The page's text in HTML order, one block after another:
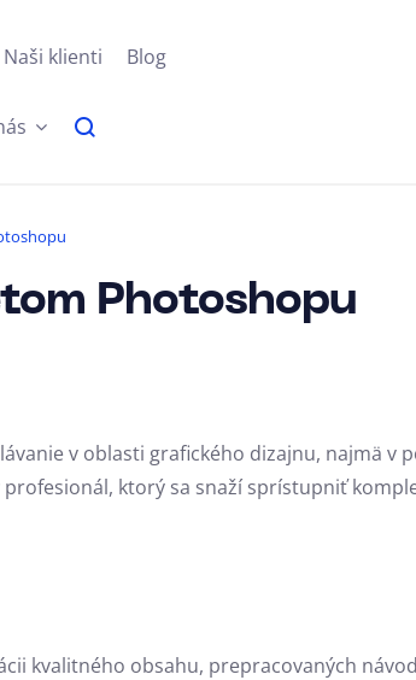
Naši klienti Blog
Photoshopu
v oblasti grafického dizajnu, najmä v
ktorý sa snaží sprístupniť
kvalitného obsahu, prepracovaných